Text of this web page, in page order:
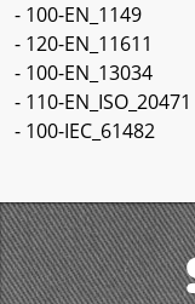
- 100-EN_1149
- 120-EN_11611
- 100-EN_13034
- 110-EN_ISO_20471
- 100-IEC_61482